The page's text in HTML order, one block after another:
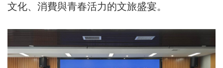
文化、消費與青春活力的文旅盛宴。